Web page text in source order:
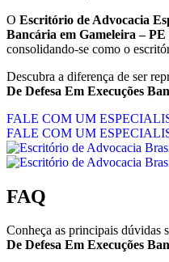
O Escritório de Advocacia
Bancária em Gameleira – PE
consolidando-se como o
Descubra a diferença de ser
De Defesa Em Execuções
FALE COM UM
FALE COM UM
FAQ
Conheça as principais dúvidas
De Defesa Em Execuções